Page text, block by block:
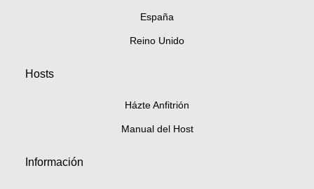
España
Reino Unido
Hosts
Házte Anfitrión
Manual del Host
Información